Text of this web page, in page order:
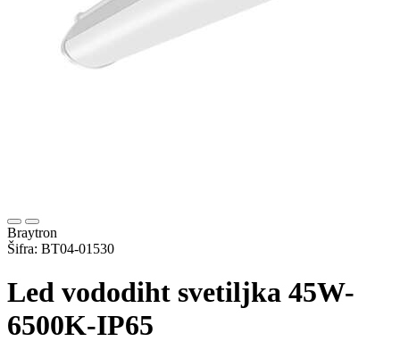
Braytron
Šifra: BT04-01530
Led vododiht svetiljka 45W-
6500K-IP65